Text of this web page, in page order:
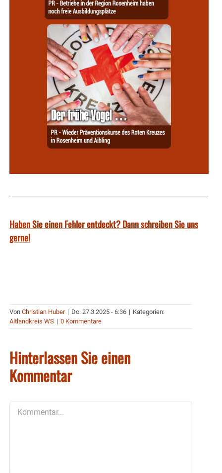
Haben Sie einen Fehler entdeckt? Dann schreiben Sie uns
gerne!
Von Christian Huber | Do. 27.3.2025 - 6:36 | Kategorien:
Altlandkreis WS | 0 Kommentare
Hinterlassen Sie einen
Kommentar